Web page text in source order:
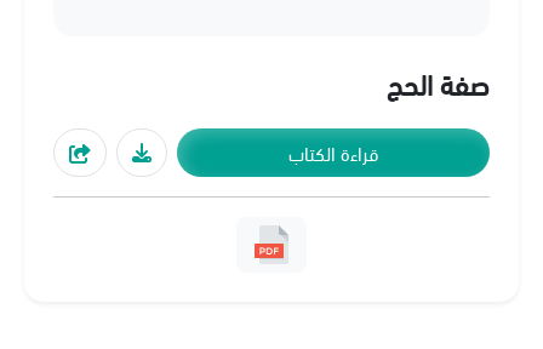
صفة الحج
قراءة الكتاب